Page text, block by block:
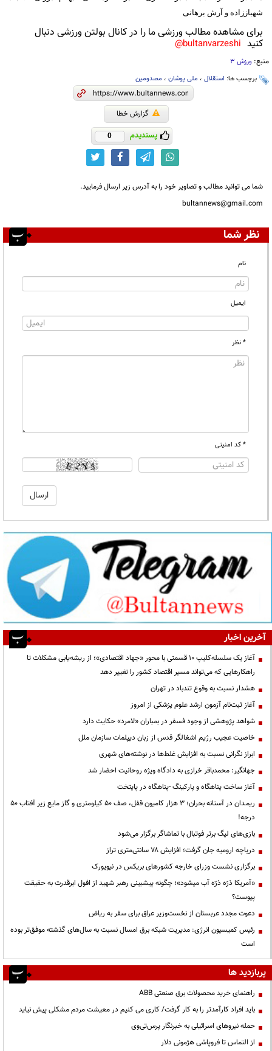
شهباززاده و آرش برهانی
برای مشاهده مطالب ورزشی ما را در کانال بولتن ورزشی دنبال
کنید bultanvarzeshi@
منبع: ورزش 3
برچسب ها: استقلال ، ملی پوشان ، مصدومین
گزارش خطا
پسندیدم 0
شما می توانید مطالب و تصاویر خود را به آدرس زیر ارسال فرمایید.
bultannews@gmail.com
نظر شما
نام
ایمیل
* نظر
* کد امنیتی
آخرین اخبار
آغاز یک سلسله‌کلیپ ۱۰ قسمتی با محور «جهاد اقتصادی»؛ از ریشه‌یابی مشکلات تا
راهکارهایی که می‌تواند مسیر اقتصاد کشور را تغییر دهد
هشدار نسبت به وقوع تندباد در تهران
آغاز ثبت‌نام آزمون ارشد علوم پزشکی از امروز
شواهد پژوهشی از وجود فسفر در بمباران «لامرد» حکایت دارد
خاصیت عجیب رژیم اشغالگر قدس از زبان دیپلمات سازمان ملل
ابراز نگرانی نسبت به افزایش غلط‌ها در نوشته‌های شهری
جهانگیر: محمدباقر خرازی به دادگاه ویژه روحانیت احضار شد
آغاز ساخت پناهگاه و پارکینگ -پناهگاه در پایتخت
ریمـدان در آستانه بحران؛ ۳ هزار کامیون قفل، صف ۵۰ کیلومتری و گاز مایع زیر آفتاب ۵۰
درجه!
بازی‌های لیگ برتر فوتبال با تماشاگر برگزار می‌شود
دریاچه ارومیه جان گرفت؛ افزایش ۷۸ سانتی‌متری تراز
برگزاری نشست وزرای خارجه کشورهای بریکس در نیویورک
«آمریکا ذرّه ذرّه آب میشود»؛ چگونه پیشبینی رهبر شهید از افول ابرقدرت به حقیقت
پیوست؟
دعوت مجدد عربستان از نخست‌وزیر عراق برای سفر به ریاض
رئیس کمیسیون انرژی: مدیریت شبکه برق امسال نسبت به سال‌های گذشته موفق‌تر بوده
است
پربازدید ها
راهنمای خرید محصولات برق صنعتی ABB
باید افراد کارآمدتر را به کار گرفت/ کاری می کنیم در معیشت مردم مشکلی پیش نیاید
حمله نیروهای اسرائیلی به خبرنگار پرس‌تی‌وی
از التماس تا فروپاشی هژمونی دلار